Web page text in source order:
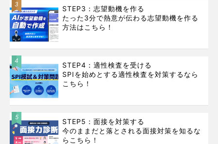
3
STEP3：志望動機を作る
たった3分で熱意が伝わる志望動機を作る
方法はこちら！
4
STEP4：適性検査を受ける
SPIを始めとする適性検査を対策するなら
こちら！
5
STEP5：面接を対策する
今のままだと落とされる面接対策を知るな
らこちら！